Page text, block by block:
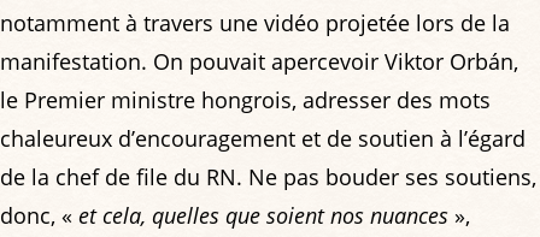
notamment à travers une vidéo projetée lors de la
manifestation. On pouvait apercevoir Viktor Orbán,
le Premier ministre hongrois, adresser des mots
chaleureux d’encouragement et de soutien à l’égard
de la chef de file du RN. Ne pas bouder ses soutiens,
donc, « et cela, quelles que soient nos nuances »,